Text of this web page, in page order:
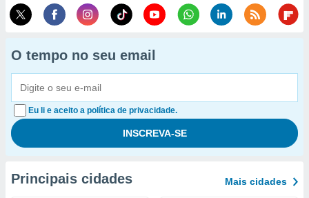
O tempo no seu email
Eu li e aceito a política de privacidade.
Principais cidades Mais cidades